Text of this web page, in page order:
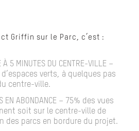
Griffin sur le Parc, c’est :
À 5 MINUTES DU CENTRE-VILLE –
verts, à quelques pas
centre-ville.
EN ABONDANCE – 75% des vues
soit sur le centre-ville de
des parcs en bordure du projet.